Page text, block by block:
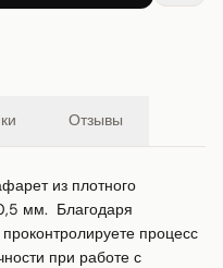
Отзывы
из плотного
мм.  Благодаря
процесс
при работе с